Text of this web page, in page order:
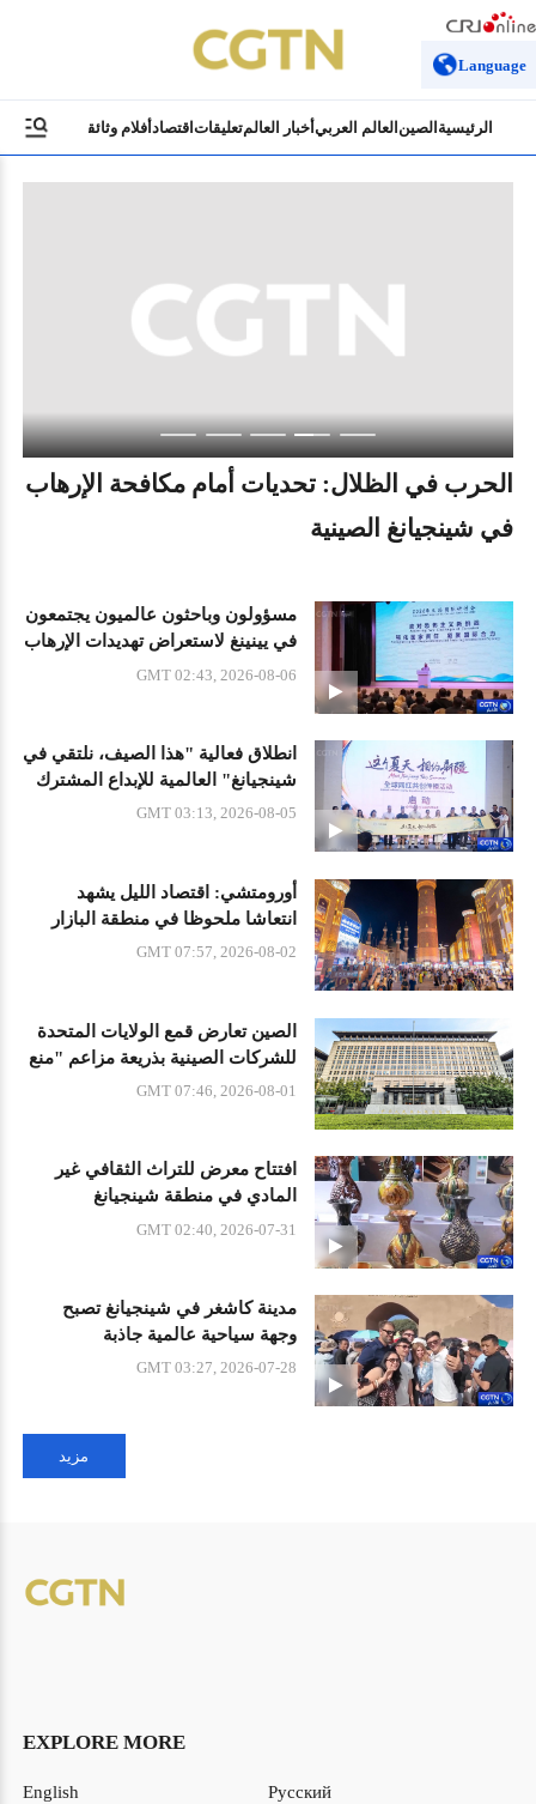
Language
الرئيسية الصين العالم العربيأخبار العالمتعليقات اقتصادأفلام وثائقية ثقافة
‎الحرب في الظلال: تحديات أمام مكافحة الإرهاب
في شينجيانغ الصينية
مسؤولون وباحثون عالميون يجتمعون
في يينينغ لاستعراض تهديدات الإرهاب
GMT 02:43, 2026-08-06
انطلاق فعالية "هذا الصيف، نلتقي في
شينجيانغ" العالمية للإبداع المشترك
بمشاركة المؤثرين الرقميين
GMT 03:13, 2026-08-05
أورومتشي: اقتصاد الليل يشهد
انتعاشا ملحوظا في منطقة البازار
الكبير السياحية
GMT 07:57, 2026-08-02
الصين تعارض قمع الولايات المتحدة
للشركات الصينية بذريعة مزاعم "منع
العمل القسري"
GMT 07:46, 2026-08-01
افتتاح معرض للتراث الثقافي غير
المادي في منطقة شينجيانغ
GMT 02:40, 2026-07-31
مدينة كاشغر في شينجيانغ تصبح
وجهة سياحية عالمية جاذبة
GMT 03:27, 2026-07-28
مزيد
EXPLORE MORE
English Русский